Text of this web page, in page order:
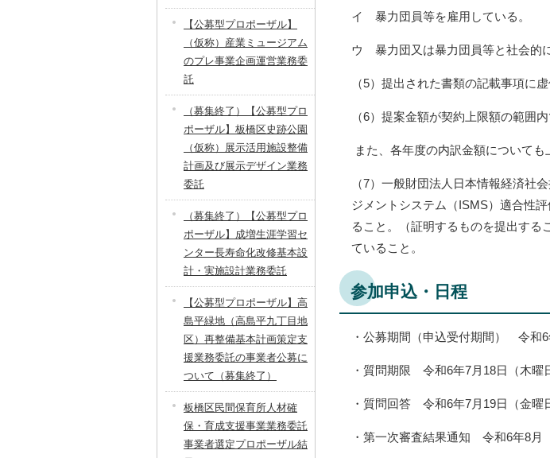
イ 暴力団員等を雇用している。
ウ 暴力団又は暴力団員等と社会的
（5）提出された書類の記載事項に虚
（6）提案金額が契約上限額の範囲内
また、各年度の内訳金額についても
（7）一般財団法人日本情報経済社
ジメントシステム（ISMS）適合性
ること。（証明するものを提出する
ていること。
参加申込・日程
・公募期間（申込受付期間） 令和
・質問期限 令和6年7月18日（木曜
・質問回答 令和6年7月19日（金曜
・第一次審査結果通知 令和6年8月
【公募型プロポーザル】
（仮称）産業ミュージアム
のプレ事業企画運営業務委
託
（募集終了）【公募型プロ
ポーザル】板橋区史跡公園
（仮称）展示活用施設整備
計画及び展示デザイン業務
委託
（募集終了）【公募型プロ
ポーザル】成増生涯学習セ
ンター長寿命化改修基本設
計・実施設計業務委託
【公募型プロポーザル】高
島平緑地（高島平九丁目地
区）再整備基本計画策定支
援業務委託の事業者公募に
ついて（募集終了）
板橋区民間保育所人材確
保・育成支援事業業務委託
事業者選定プロポーザル結